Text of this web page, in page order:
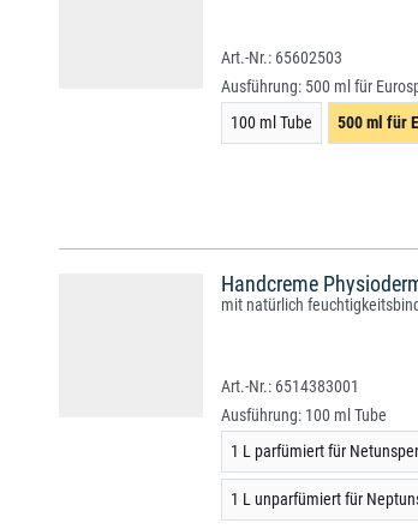
65602503
Ausführung: 500 ml für
100 ml Tube
500 ml für
Handcreme
mit natürlich
6514383001
Ausführung: 100 ml Tube
1 L parfümiert für